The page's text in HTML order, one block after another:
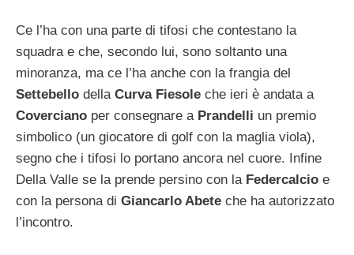
Ce l’ha con una parte di tifosi che contestano la
squadra e che, secondo lui, sono soltanto una
minoranza, ma ce l’ha anche con la frangia del
Settebello della Curva Fiesole che ieri è andata a
Coverciano per consegnare a Prandelli un premio
simbolico (un giocatore di golf con la maglia viola),
segno che i tifosi lo portano ancora nel cuore. Infine
Della Valle se la prende persino con la Federcalcio e
con la persona di Giancarlo Abete che ha autorizzato
l’incontro.